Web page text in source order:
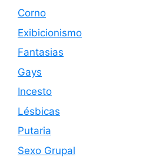
Corno
Exibicionismo
Fantasias
Gays
Incesto
Lésbicas
Putaria
Sexo Grupal